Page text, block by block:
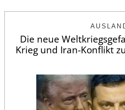
Die neue
Krieg und Iran-Konflikt